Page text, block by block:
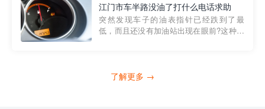
越者小程序是一款专门解决汽车没油问题
的在线服务平台。通过...
江门市车半路没油了打什么电话求助
突然发现车子的油表指针已经跌到了最
低，而且还没有加油站出现在眼前?这种情
打4006363122请求送油人员来帮助你。
了解更多 →